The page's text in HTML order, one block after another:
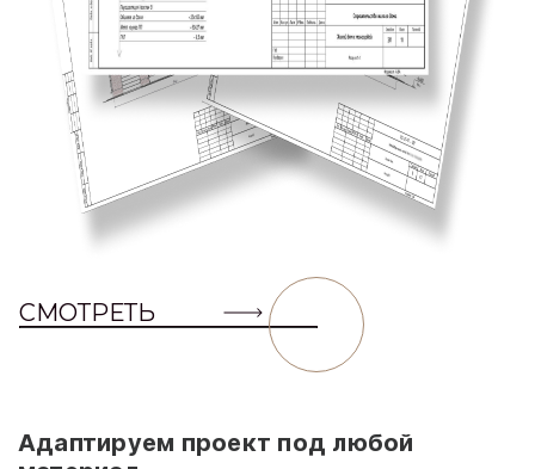
СМОТРЕТЬ
Адаптируем проект под любой